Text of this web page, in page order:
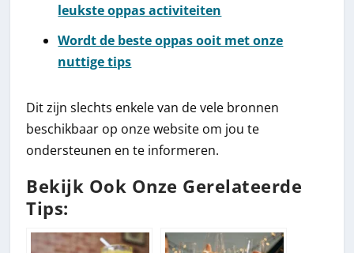
leukste oppas activiteiten
Wordt de beste oppas ooit met onze
nuttige tips
Dit zijn slechts enkele van de vele bronnen
beschikbaar op onze website om jou te
ondersteunen en te informeren.
Bekijk Ook Onze Gerelateerde
Tips: